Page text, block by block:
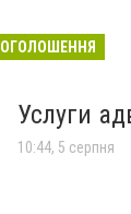
ОГОЛОШЕННЯ
Услуги
10:44, 5 серпня